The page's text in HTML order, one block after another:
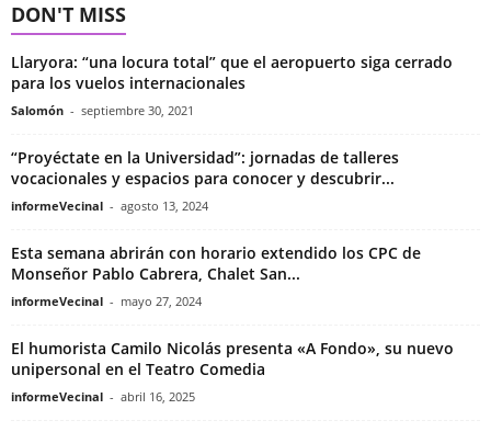
DON'T MISS
Llaryora: “una locura total” que el aeropuerto siga cerrado
para los vuelos internacionales
Salomón - septiembre 30, 2021
“Proyéctate en la Universidad”: jornadas de talleres
vocacionales y espacios para conocer y descubrir...
informeVecinal - agosto 13, 2024
Esta semana abrirán con horario extendido los CPC de
Monseñor Pablo Cabrera, Chalet San...
informeVecinal - mayo 27, 2024
El humorista Camilo Nicolás presenta «A Fondo», su nuevo
unipersonal en el Teatro Comedia
informeVecinal - abril 16, 2025